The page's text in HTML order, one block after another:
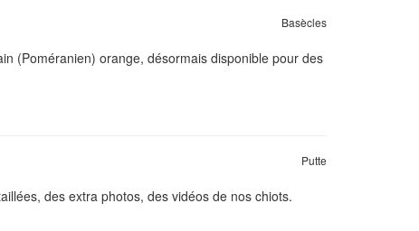
Basècles
(Poméranien) orange, désormais disponible pour des
Putte
des extra photos, des vidéos de nos chiots.